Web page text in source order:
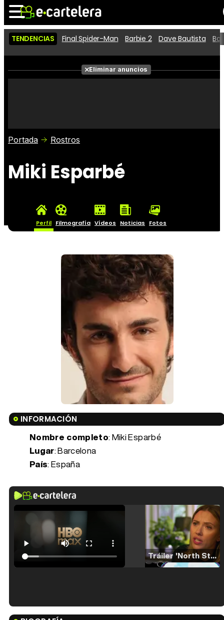
Noticias Cartelera
Películas
Críticas
TENDENCIAS Final Spider-Man Barbie 2 Dave Bautista
Eliminar anuncios
Portada Rostros
Miki Esparbé
Perfil Filmografía Vídeos Noticias Fotos
INFORMACIÓN
Nombre completo: Miki Esparbé
Lugar: Barcelona
País: España
Tráiler 'North Star' (2023)
Tráiler en español de 'La isla olvidada'